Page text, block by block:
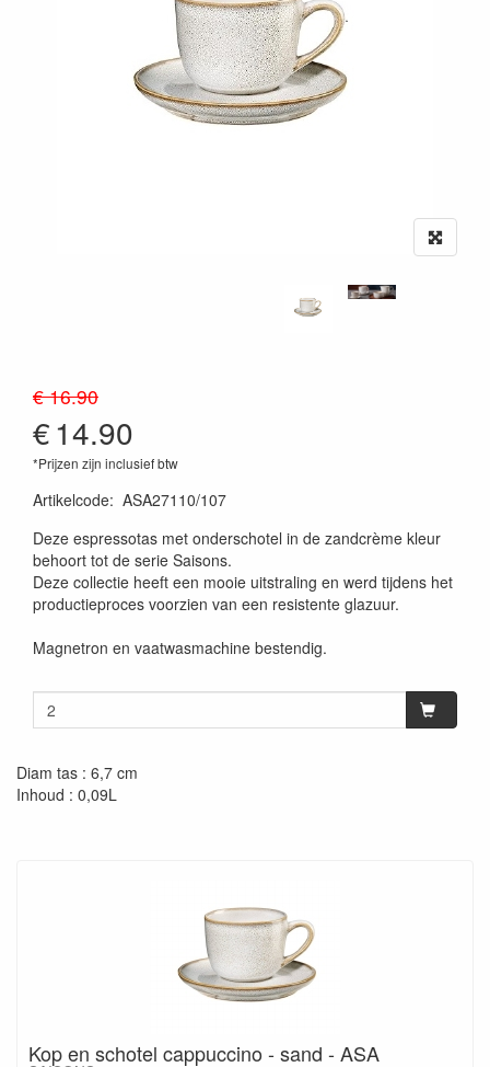
€ 16.90
€14.90
*Prijzen zijn inclusief btw
Artikelcode: ASA27110/107
Deze espressotas met onderschotel in de zandcrème kleur
behoort tot de serie Saisons.
Deze collectie heeft een mooie uitstraling en werd tijdens het
productieproces voorzien van een resistente glazuur.
Magnetron en vaatwasmachine bestendig.
Diam tas : 6,7 cm
Inhoud : 0,09L
Kop en schotel cappuccino - sand - ASA